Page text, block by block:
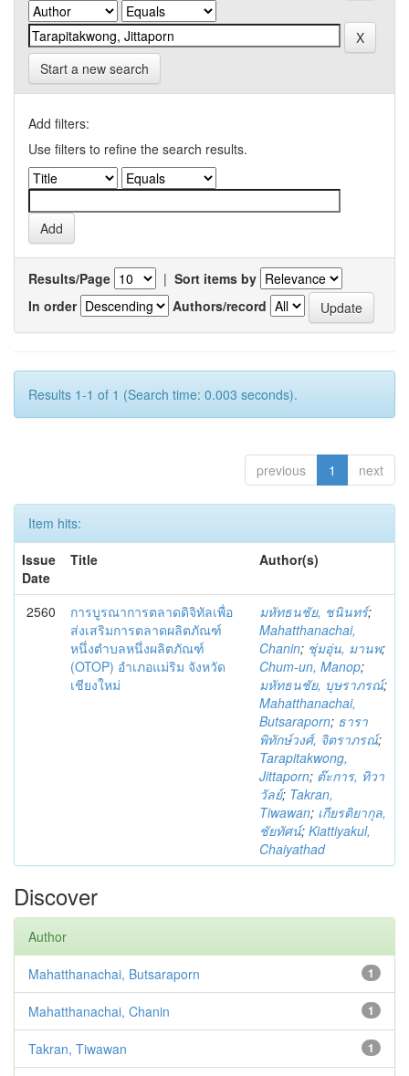
Start a new search
Add filters:
Use filters to refine the search results.
Results/Page | Sort items by
In order
Authors/record
Results 1-1 of 1 (Search time: 0.003 seconds).
previous 1 next
Item hits:
Issue
Date
Title Author(s)
2560
การบูรณาการตลาดดิจิทัลเพื่อ
ส่งเสริมการตลาดผลิตภัณฑ์
หนึ่งตำบลหนึ่งผลิตภัณฑ์
(OTOP) อำเภอแม่ริม จังหวัด
เชียงใหม่
มหัทธนชัย, ชนินทร์;
Mahatthanachai,
Chanin; ชุ่มอุ่น, มานพ;
Chum-un, Manop;
มหัทธนชัย, บุษราภรณ์;
Mahatthanachai,
Butsaraporn; ธารา
พิทักษ์วงศ์, จิตราภรณ์;
Tarapitakwong,
Jittaporn; ต๊ะการ, ทิวา
วัลย์; Takran,
Tiwawan; เกียรติยากุล,
ชัยทัศน์; Kiattiyakul,
Chaiyathad
Discover
Author
1
Mahatthanachai, Butsaraporn
1
Mahatthanachai, Chanin
1
Takran, Tiwawan